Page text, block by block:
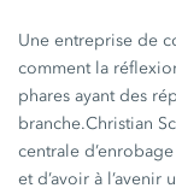
Une entreprise de
comment la
phares ayant des
branche.Christian
centrale
et d’avoir à